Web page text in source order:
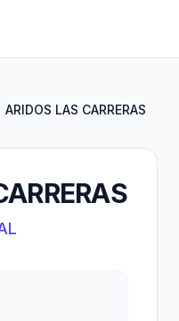
ARIDOS LAS CARRERAS